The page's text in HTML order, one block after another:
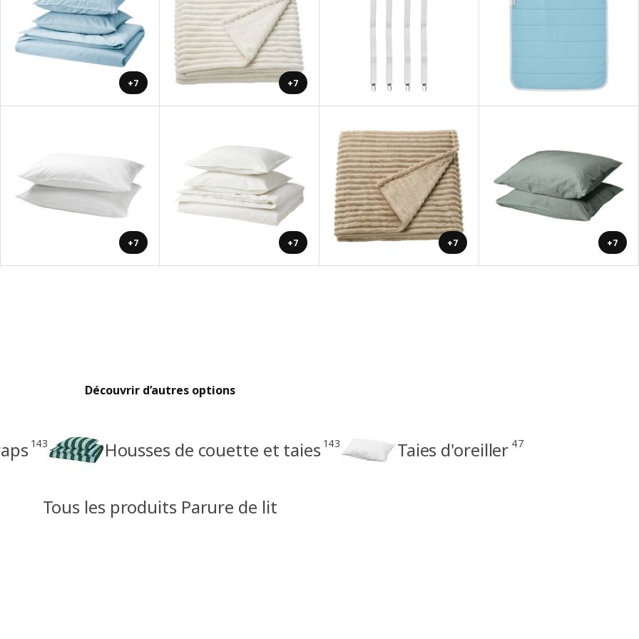
+7 +7
+7 +7 +7 +7
Découvrir d’autres options
143 Housses de couette et taies 143 Taies d'oreiller 47
Tous les produits Parure de lit